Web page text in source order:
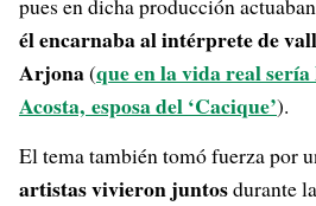
pues en dicha producción
él encarnaba al intérprete de
Arjona(que en la vida real
Acosta, esposa del ‘Cacique’).
El tema también tomó fuerza por
artistas vivieron juntosdurante